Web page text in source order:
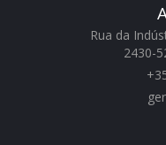
Rua da
2430-